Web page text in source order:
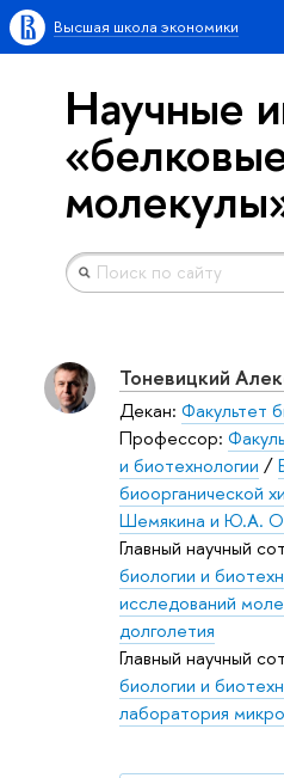
Высшая школа экономики
Научные
Тоневицкий
Декан: Факультет
Профессор:
и биотехнологии /
биоорганической
Шемякина и Ю.А.
Главный научный
биологии и
исследований
долголетия
Главный научный
биологии и
лаборатория